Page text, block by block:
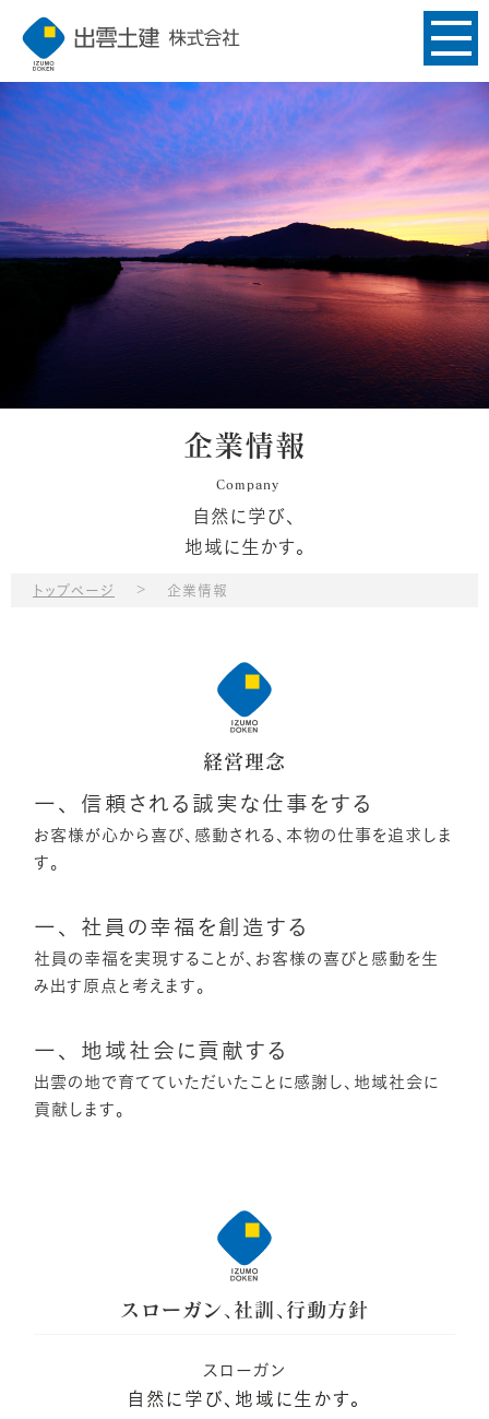
企業情報
Company
自然に学び、
地域に生かす。
トップページ > 企業情報
経営理念
一、 信頼される誠実な仕事をする
お客様が心から喜び、感動される、本物の仕事を追求しま
す。
一、 社員の幸福を創造する
社員の幸福を実現することが、お客様の喜びと感動を生
み出す原点と考えます。
一、 地域社会に貢献する
出雲の地で育てていただいたことに感謝し、地域社会に
貢献します。
スローガン、社訓、行動方針
スローガン
自然に学び、地域に生かす。